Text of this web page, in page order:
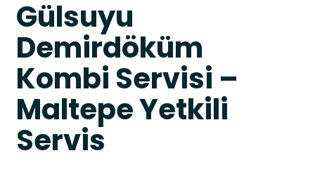
Gülsuyu
Demirdöküm
Kombi Servisi –
Maltepe Yetkili
Servis